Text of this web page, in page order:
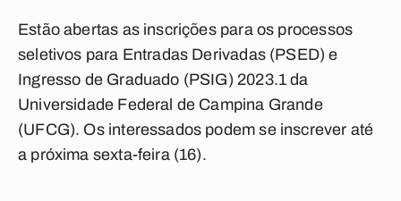
Estão abertas as inscrições para os processos
seletivos para Entradas Derivadas (PSED) e
Ingresso de Graduado (PSIG) 2023.1 da
Universidade Federal de Campina Grande
(UFCG). Os interessados podem se inscrever até
a próxima sexta-feira (16).